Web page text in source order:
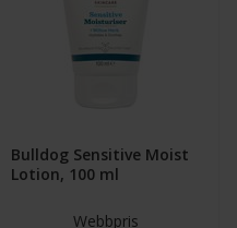
Bulldog Sensitive Moist
Lotion, 100 ml
Webbpris